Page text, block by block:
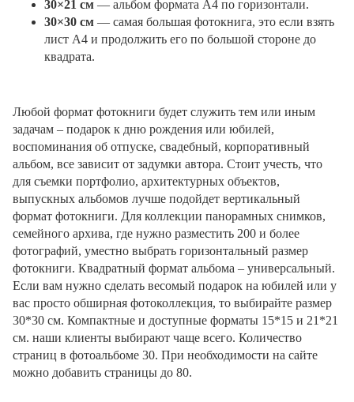
30×21 см — альбом формата А4 по горизонтали.
30×30 см — самая большая фотокнига, это если взять
лист А4 и продолжить его по большой стороне до
квадрата.
Любой формат фотокниги будет служить тем или иным
задачам – подарок к дню рождения или юбилей,
воспоминания об отпуске, свадебный, корпоративный
альбом, все зависит от задумки автора. Стоит учесть, что
для съемки портфолио, архитектурных объектов,
выпускных альбомов лучше подойдет вертикальный
формат фотокниги. Для коллекции панорамных снимков,
семейного архива, где нужно разместить 200 и более
фотографий, уместно выбрать горизонтальный размер
фотокниги. Квадратный формат альбома – универсальный.
Если вам нужно сделать весомый подарок на юбилей или у
вас просто обширная фотоколлекция, то выбирайте размер
30*30 см. Компактные и доступные форматы 15*15 и 21*21
см. наши клиенты выбирают чаще всего. Количество
страниц в фотоальбоме 30. При необходимости на сайте
можно добавить страницы до 80.